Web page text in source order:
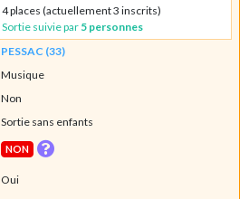
4 places (actuellement 3 inscrits)
Sortie suivie par 5 personnes
PESSAC (33)
Musique
Non
Sortie sans enfants
NON
Oui